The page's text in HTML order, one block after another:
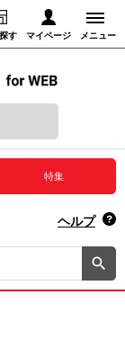
す マイページ メニュー
音からさがす
特集
ヘルプ